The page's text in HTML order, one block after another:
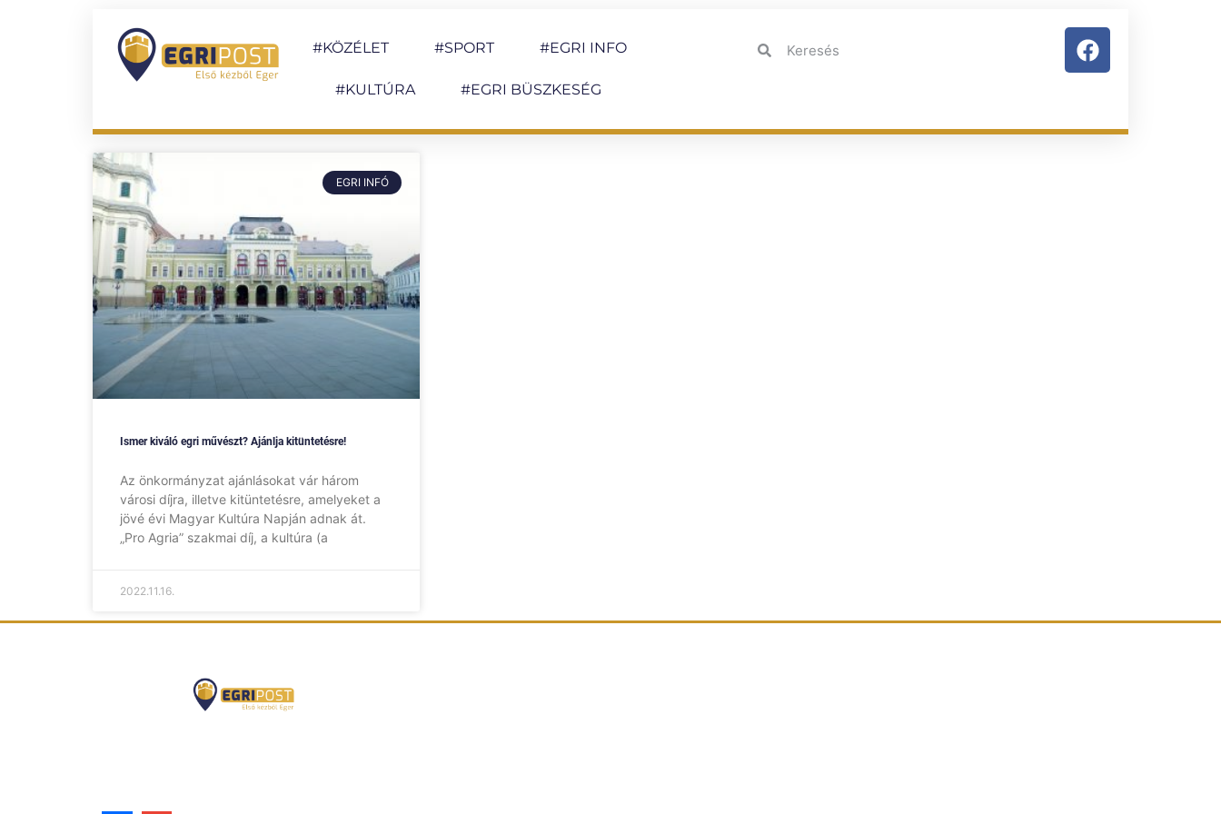
#KÖZÉLET #SPORT #EGRI INFO
#KULTÚRA #EGRI BÜSZKESÉG
EGRI INFÓ
Ismer kiváló egri művészt? Ajánlja kitüntetésre!
Az önkormányzat ajánlásokat vár három
városi díjra, illetve kitüntetésre, amelyeket a
jövé évi Magyar Kultúra Napján adnak át.
„Pro Agria” szakmai díj, a kultúra (a
2022.11.16.